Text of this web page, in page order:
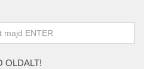
OLDALT!